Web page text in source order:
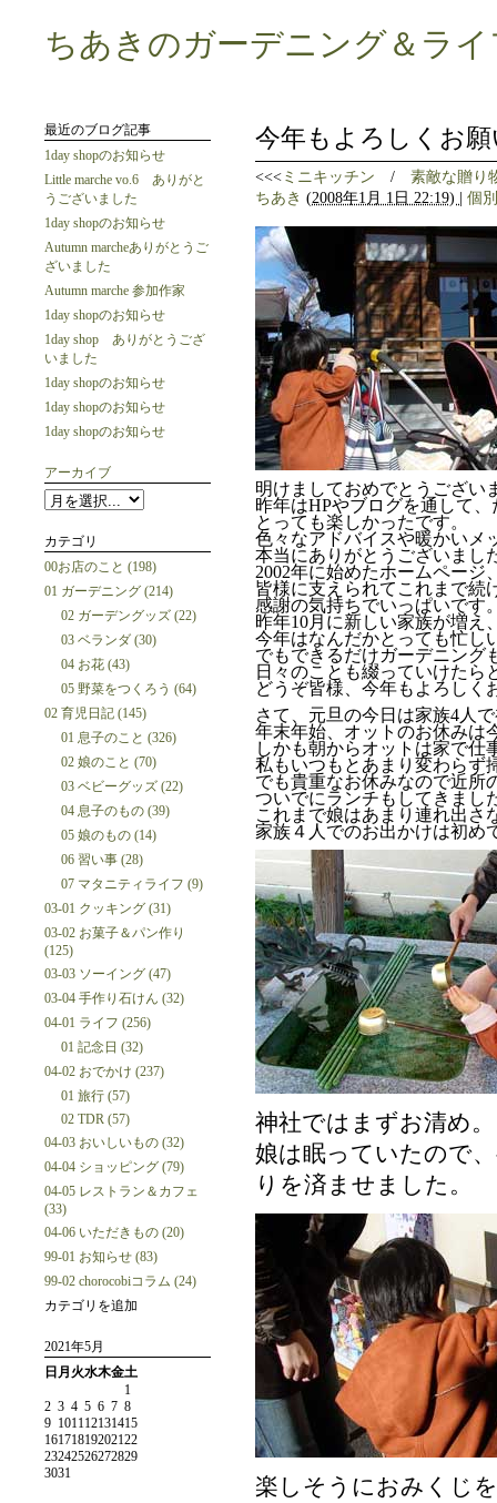
ちあきのガーデニング＆ライ
今年もよろしくお
<<<ミニキッチン / 素敵な贈り
ちあき (2008年1月 1日 22:19) | 個
明けましておめでとうござい
昨年はHPやブログを通して
とっても楽しかったです。
色々なアドバイスや暖かいメ
本当にありがとうございまし
2002年に始めたホームページ
皆様に支えられてこれまで続
感謝の気持ちでいっぱいです
昨年10月に新しい家族が増え
今年はなんだかとっても忙し
でもできるだけガーデニング
日々のことも綴っていけたら
どうぞ皆様、今年もよろしく
さて、元旦の今日は家族4人
年末年始、オットのお休みは
しかも朝からオットは家で仕
私もいつもとあまり変わらず
でも貴重なお休みなので近所
ついでにランチもしてきまし
これまで娘はあまり連れ出さ
家族４人でのお出かけは初め
神社ではまずお清め。
娘は眠っていたので
りを済ませました。
楽しそうにおみくじ
最近のブログ記事
1day shopのお知らせ
Little marche vo.6 ありがと
うございました
1day shopのお知らせ
Autumn marcheありがとうご
ざいました
Autumn marche 参加作家
1day shopのお知らせ
1day shop ありがとうござ
いました
1day shopのお知らせ
1day shopのお知らせ
1day shopのお知らせ
アーカイブ
カテゴリ
00お店のこと (198)
01 ガーデニング (214)
02 ガーデングッズ (22)
03 ベランダ (30)
04 お花 (43)
05 野菜をつくろう (64)
02 育児日記 (145)
01 息子のこと (326)
02 娘のこと (70)
03 ベビーグッズ (22)
04 息子のもの (39)
05 娘のもの (14)
06 習い事 (28)
07 マタニティライフ (9)
03-01 クッキング (31)
03-02 お菓子＆パン作り
(125)
03-03 ソーイング (47)
03-04 手作り石けん (32)
04-01 ライフ (256)
01 記念日 (32)
04-02 おでかけ (237)
01 旅行 (57)
02 TDR (57)
04-03 おいしいもの (32)
04-04 ショッピング (79)
04-05 レストラン＆カフェ
(33)
04-06 いただきもの (20)
99-01 お知らせ (83)
99-02 chorocobiコラム (24)
カテゴリを追加
2021年5月
日 月 火水木金土
1
2 3 4 5 6 7 8
9 1011 12131415
16171819202122
23242526272829
3031